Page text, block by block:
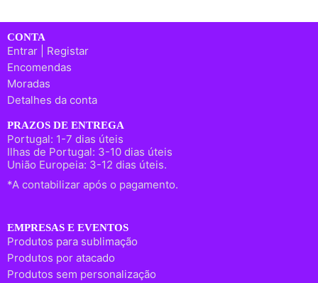
CONTA
Entrar | Registar
Encomendas
Moradas
Detalhes da conta
PRAZOS DE ENTREGA
Portugal: 1-7 dias úteis
Ilhas de Portugal: 3-10 dias úteis
União Europeia: 3-12 dias úteis.
*A contabilizar após o pagamento.
EMPRESAS E EVENTOS
Produtos para sublimação
Produtos por atacado
Produtos sem personalização